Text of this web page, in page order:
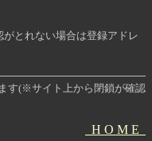
とれない場合は登録アドレ
す(※サイト上から閉鎖が確認
H O M E